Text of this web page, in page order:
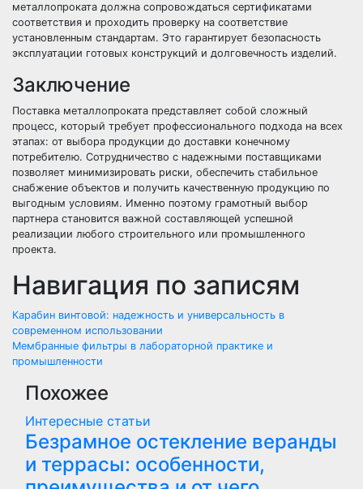
металлопроката должна сопровождаться сертификатами
соответствия и проходить проверку на соответствие
установленным стандартам. Это гарантирует безопасность
эксплуатации готовых конструкций и долговечность изделий.
Заключение
Поставка металлопроката представляет собой сложный
процесс, который требует профессионального подхода на всех
этапах: от выбора продукции до доставки конечному
потребителю. Сотрудничество с надежными поставщиками
позволяет минимизировать риски, обеспечить стабильное
снабжение объектов и получить качественную продукцию по
выгодным условиям. Именно поэтому грамотный выбор
партнера становится важной составляющей успешной
реализации любого строительного или промышленного
проекта.
Навигация по записям
Карабин винтовой: надежность и универсальность в
современном использовании
Мембранные фильтры в лабораторной практике и
промышленности
Похожее
Интересные статьи
Безрамное остекление веранды
и террасы: особенности,